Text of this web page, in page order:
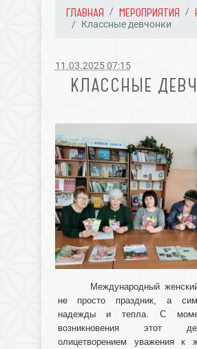
ГЛАВНАЯ МЕРОПРИЯТИЯ
Классные девчонки
11.03.2025 07:15
КЛАССНЫЕ
Международный
не просто праздник, а
надежды и тепла. С
возникновения этот
олицетворением уважения к